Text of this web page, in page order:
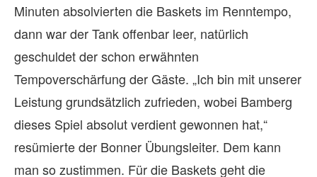
Minuten absolvierten die Baskets im Renntempo,
dann war der Tank offenbar leer, natürlich
geschuldet der schon erwähnten
Tempoverschärfung der Gäste. „Ich bin mit unserer
Leistung grundsätzlich zufrieden, wobei Bamberg
dieses Spiel absolut verdient gewonnen hat,“
resümierte der Bonner Übungsleiter. Dem kann
man so zustimmen. Für die Baskets geht die